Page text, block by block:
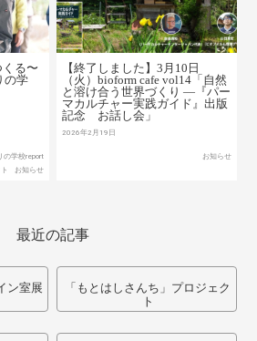
くる〜
の学
の学校report
お知らせ
【終了しました】3月10日
（火）bioform cafe vol14「自然
と溶け合う世界づくり ―『パー
マカルチャー実践ガイド』出版
記念 お話し会」
2026年2月19日
お知らせ
最近の記事
ン室展
「もとはしさんち」プロジェク
ト